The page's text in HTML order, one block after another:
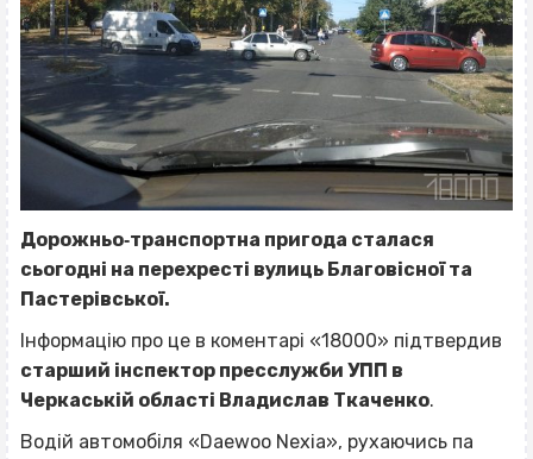
Дорожньо‐транспортна пригода сталася
сьогодні на перехресті вулиць Благовісної та
Пастерівської.
Інформацію про це в коментарі «18000» підтвердив
старший інспектор пресслужби УПП в
Черкаській області Владислав Ткаченко.
Водій автомобіля «Daewoo Nexia», рухаючись па